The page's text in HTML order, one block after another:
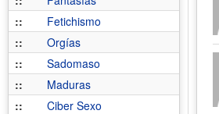
::
Fetichismo
::
Orgías
::
Sadomaso
::
Maduras
::
Ciber Sexo